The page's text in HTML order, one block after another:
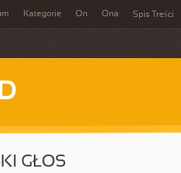
Kategorie On Ona Spis Treści
GŁOS